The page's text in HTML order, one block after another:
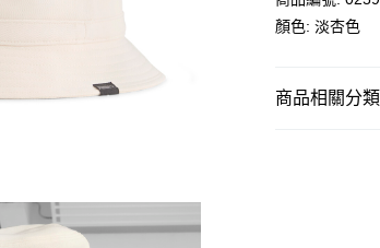
顏色: 淡杏色
商品相關分